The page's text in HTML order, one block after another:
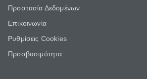
Προστασία Δεδομένων
Επικοινωνία
Ρυθμίσεις Cookies
Προσβασιμότητα